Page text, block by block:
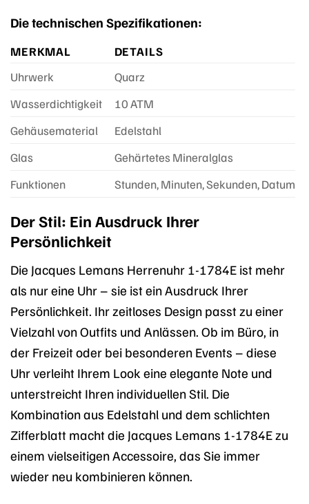
Die technischen Spezifikationen:
MERKMAL
DETAILS
Uhrwerk
Quarz
Wasserdichtigkeit
10 ATM
Gehäusematerial
Edelstahl
Glas
Gehärtetes Mineralglas
Funktionen
Stunden, Minuten, Sekunden, Datum
Der Stil: Ein Ausdruck Ihrer
Persönlichkeit
Die Jacques Lemans Herrenuhr 1-1784E ist mehr
als nur eine Uhr – sie ist ein Ausdruck Ihrer
Persönlichkeit. Ihr zeitloses Design passt zu einer
Vielzahl von Outfits und Anlässen. Ob im Büro, in
der Freizeit oder bei besonderen Events – diese
Uhr verleiht Ihrem Look eine elegante Note und
unterstreicht Ihren individuellen Stil. Die
Kombination aus Edelstahl und dem schlichten
Zifferblatt macht die Jacques Lemans 1-1784E zu
einem vielseitigen Accessoire, das Sie immer
wieder neu kombinieren können.